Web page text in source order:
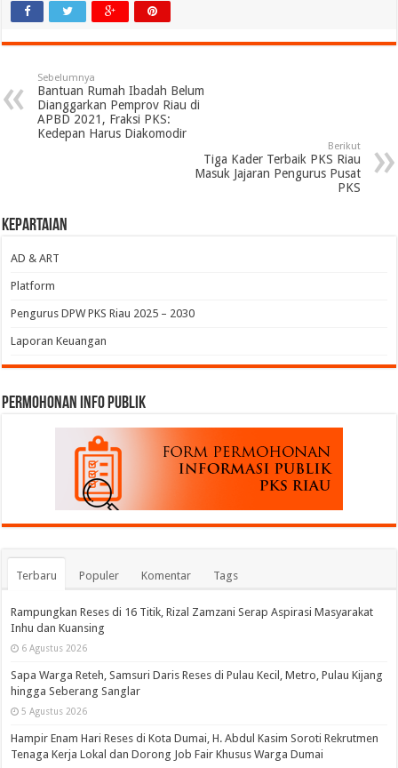
Sebelumnya
Bantuan Rumah Ibadah Belum
Dianggarkan Pemprov Riau di
APBD 2021, Fraksi PKS:
Kedepan Harus Diakomodir
Berikut
Tiga Kader Terbaik PKS Riau
Masuk Jajaran Pengurus Pusat
PKS
Kepartaian
AD & ART
Platform
Pengurus DPW PKS Riau 2025 – 2030
Laporan Keuangan
permohonan Info Publik
Terbaru Populer Komentar Tags
Rampungkan Reses di 16 Titik, Rizal Zamzani Serap Aspirasi Masyarakat
Inhu dan Kuansing
6 Agustus 2026
Sapa Warga Reteh, Samsuri Daris Reses di Pulau Kecil, Metro, Pulau Kijang
hingga Seberang Sanglar
5 Agustus 2026
Hampir Enam Hari Reses di Kota Dumai, H. Abdul Kasim Soroti Rekrutmen
Tenaga Kerja Lokal dan Dorong Job Fair Khusus Warga Dumai